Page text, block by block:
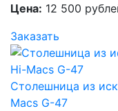
Цена: 12 500
Заказать
Столешница из
Macs G-47